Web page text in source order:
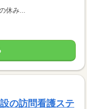
休み...
の訪問看護ステ